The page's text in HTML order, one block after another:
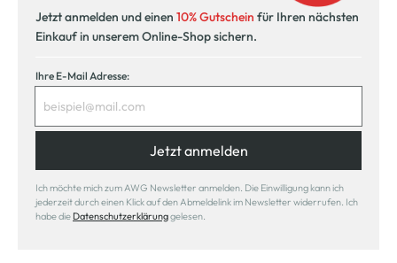
Jetzt anmelden und einen 10% Gutschein für Ihren nächsten
Einkauf in unserem Online-Shop sichern.
Ihre E-Mail Adresse:
Jetzt anmelden
Ich möchte mich zum AWG Newsletter anmelden. Die Einwilligung kann ich
jederzeit durch einen Klick auf den Abmeldelink im Newsletter widerrufen. Ich
habe die Datenschutzerklärunggelesen.